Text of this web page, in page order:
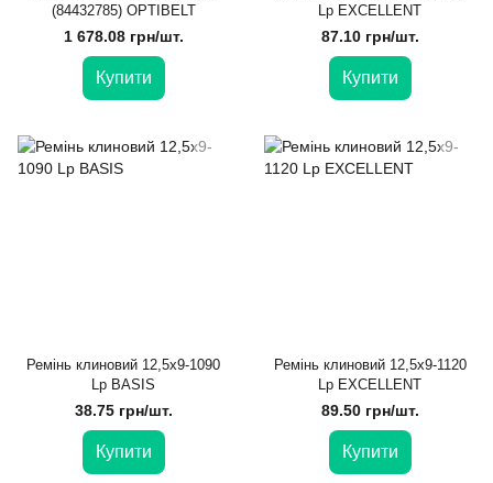
(84432785) OPTIBELT
1 678.08 грн/шт.
Купити
Lp EXCELLENT
87.10 грн/шт.
Купити
Ремінь клиновий 12,5x9-1090
Lp BASIS
38.75 грн/шт.
Купити
Ремінь клиновий 12,5x9-1120
Lp EXCELLENT
89.50 грн/шт.
Купити